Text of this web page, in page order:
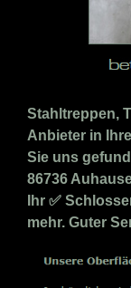
Stahltreppen,
Anbieter in
Sie uns
86736
Ihr ✅
mehr. Guter